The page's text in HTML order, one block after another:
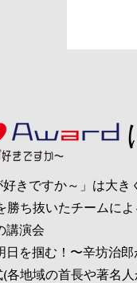
きですか～」は大き
ち抜いたチームによ
演会
！〜辛坊治郎が
地域の首長や著名人